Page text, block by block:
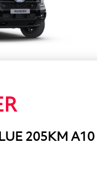
205KM A10